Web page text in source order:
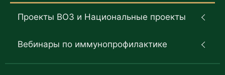
Проекты ВОЗ и Национальные проекты
Вебинары по иммунопрофилактике